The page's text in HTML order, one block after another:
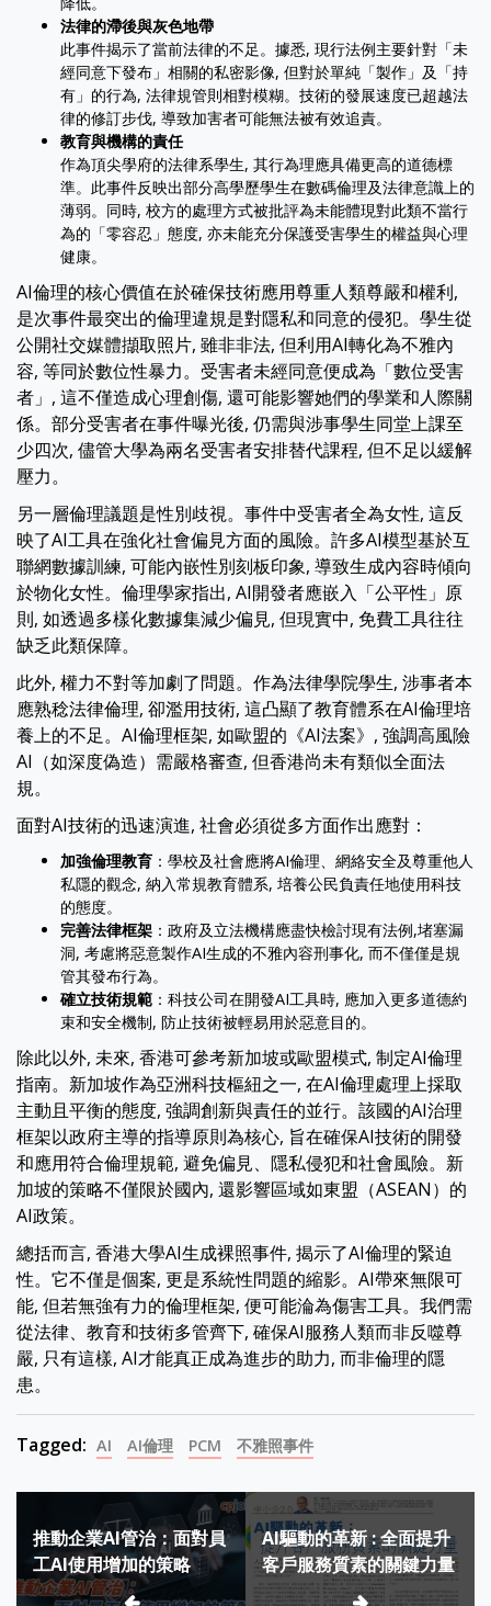
法律的滯後與灰色地帶
此事件揭示了當前法律的不足。據悉, 現行法例主要針對「未
經同意下發布」相關的私密影像, 但對於單純「製作」及「持
有」的行為, 法律規管則相對模糊。技術的發展速度已超越法
律的修訂步伐, 導致加害者可能無法被有效追責。
教育與機構的責任
作為頂尖學府的法律系學生, 其行為理應具備更高的道德標
準。此事件反映出部分高學歷學生在數碼倫理及法律意識上的
薄弱。同時, 校方的處理方式被批評為未能體現對此類不當行
為的「零容忍」態度, 亦未能充分保護受害學生的權益與心理
健康。
AI倫理的核心價值在於確保技術應用尊重人類尊嚴和權利,
是次事件最突出的倫理違規是對隱私和同意的侵犯。學生從
公開社交媒體擷取照片, 雖非非法, 但利用AI轉化為不雅內
容, 等同於數位性暴力。受害者未經同意便成為「數位受害
者」, 這不僅造成心理創傷, 還可能影響她們的學業和人際關
係。部分受害者在事件曝光後, 仍需與涉事學生同堂上課至
少四次, 儘管大學為兩名受害者安排替代課程, 但不足以緩解
壓力。
另一層倫理議題是性別歧視。事件中受害者全為女性, 這反
映了AI工具在強化社會偏見方面的風險。許多AI模型基於互
聯網數據訓練, 可能內嵌性別刻板印象, 導致生成內容時傾向
於物化女性。倫理學家指出, AI開發者應嵌入「公平性」原
則, 如透過多樣化數據集減少偏見, 但現實中, 免費工具往往
缺乏此類保障。
此外, 權力不對等加劇了問題。作為法律學院學生, 涉事者本
應熟稔法律倫理, 卻濫用技術, 這凸顯了教育體系在AI倫理培
養上的不足。AI倫理框架, 如歐盟的《AI法案》, 強調高風險
AI（如深度偽造）需嚴格審查, 但香港尚未有類似全面法
規。
面對AI技術的迅速演進, 社會必須從多方面作出應對：
加強倫理教育 ：學校及社會應將AI倫理、網絡安全及尊重他人
私隱的觀念, 納入常規教育體系, 培養公民負責任地使用科技
的態度。
完善法律框架 ：政府及立法機構應盡快檢討現有法例,堵塞漏
洞, 考慮將惡意製作AI生成的不雅內容刑事化, 而不僅僅是規
管其發布行為。
確立技術規範 ：科技公司在開發AI工具時, 應加入更多道德約
束和安全機制, 防止技術被輕易用於惡意目的。
除此以外, 未來, 香港可參考新加坡或歐盟模式, 制定AI倫理
指南。新加坡作為亞洲科技樞紐之一, 在AI倫理處理上採取
主動且平衡的態度, 強調創新與責任的並行。該國的AI治理
框架以政府主導的指導原則為核心, 旨在確保AI技術的開發
和應用符合倫理規範, 避免偏見、隱私侵犯和社會風險。新
加坡的策略不僅限於國內, 還影響區域如東盟（ASEAN）的
AI政策。
總括而言, 香港大學AI生成裸照事件, 揭示了AI倫理的緊迫
性。它不僅是個案, 更是系統性問題的縮影。AI帶來無限可
能, 但若無強有力的倫理框架, 便可能淪為傷害工具。我們需
從法律、教育和技術多管齊下, 確保AI服務人類而非反噬尊
嚴, 只有這樣, AI才能真正成為進步的助力, 而非倫理的隱
患。
Tagged: AI AI倫理 PCM 不雅照事件
navigation
推動企業AI管治：面對員
工AI使用增加的策略
AI驅動的革新 : 全面提升
客戶服務質素的關鍵力量